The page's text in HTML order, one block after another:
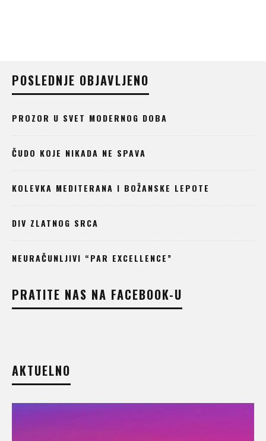
POSLEDNJE OBJAVLJENO
PROZOR U SVET MODERNOG DOBA
ČUDO KOJE NIKADA NE SPAVA
KOLEVKA MEDITERANA I BOŽANSKE LEPOTE
DIV ZLATNOG SRCA
NEURAČUNLJIVI “PAR EXCELLENCE”
PRATITE NAS NA FACEBOOK-U
AKTUELNO